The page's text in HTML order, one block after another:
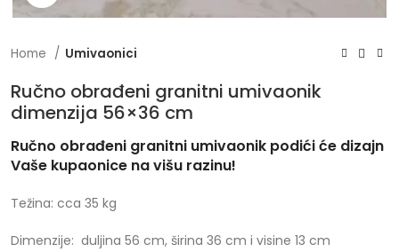
Home Umivaonici
Ručno obrađeni granitni umivaonik
dimenzija 56×36 cm
Ručno obrađeni granitni umivaonik podići će dizajn
Vaše kupaonice na višu razinu!
Težina: cca 35 kg
Dimenzije: duljina 56 cm, širina 36 cm i visine 13 cm